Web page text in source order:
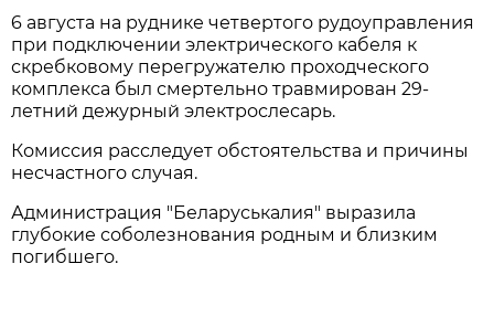
6 августа на руднике четвертого рудоуправления
при подключении электрического кабеля к
скребковому перегружателю проходческого
комплекса был смертельно травмирован 29-
летний дежурный электрослесарь.
Комиссия расследует обстоятельства и причины
несчастного случая.
Администрация "Беларуськалия" выразила
глубокие соболезнования родным и близким
погибшего.